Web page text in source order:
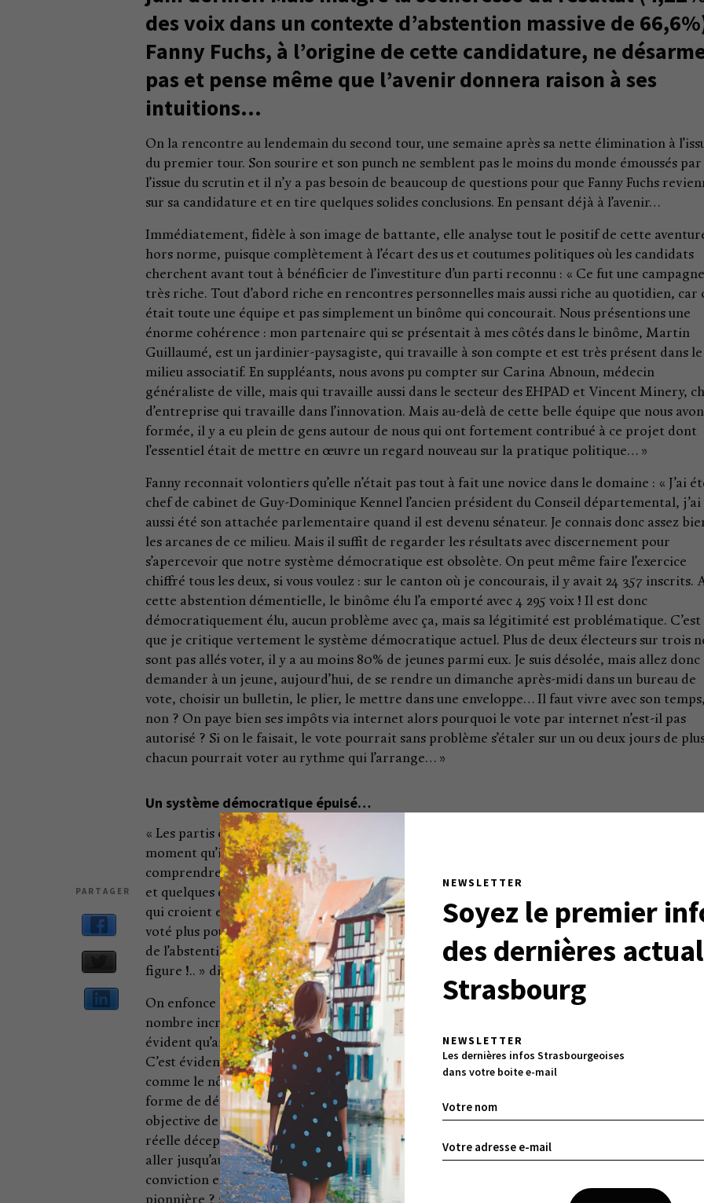
NEWSLETTER
Soyez le premier
des dernières
Strasbourg
NEWSLETTER
Les dernières infos Strasbourgeoises
dans votre boite e-mail
PARTAGER
des voix dans un contexte d’abstention massive de
Fanny Fuchs, à l’origine de cette candidature, ne
pas et pense même que l’avenir donnera raison à ses
intuitions…
On la rencontre au lendemain du second tour, une semaine après sa nette élimination à
du premier tour. Son sourire et son punch ne semblent pas le moins du monde émoussés par
l’issue du scrutin et il n’y a pas besoin de beaucoup de questions pour que Fanny Fuchs
sur sa candidature et en tire quelques solides conclusions. En pensant déjà à l’avenir…
Immédiatement, fidèle à son image de battante, elle analyse tout le positif de cette
hors norme, puisque complètement à l’écart des us et coutumes politiques où les candidats
cherchent avant tout à bénéficier de l’investiture d’un parti reconnu : « Ce fut une campagne
très riche. Tout d’abord riche en rencontres personnelles mais aussi riche au quotidien, car
était toute une équipe et pas simplement un binôme qui concourait. Nous présentions une
énorme cohérence : mon partenaire qui se présentait à mes côtés dans le binôme, Martin
Guillaumé, est un jardinier-paysagiste, qui travaille à son compte et est très présent dans le
milieu associatif. En suppléants, nous avons pu compter sur Carina Abnoun, médecin
généraliste de ville, mais qui travaille aussi dans le secteur des EHPAD et Vincent Minery,
d’entreprise qui travaille dans l’innovation. Mais au-delà de cette belle équipe que nous
formée, il y a eu plein de gens autour de nous qui ont fortement contribué à ce projet dont
l’essentiel était de mettre en œuvre un regard nouveau sur la pratique politique… »
Fanny reconnait volontiers qu’elle n’était pas tout à fait une novice dans le domaine : « J’ai
chef de cabinet de Guy-Dominique Kennel l’ancien président du Conseil départemental, j’ai
aussi été son attachée parlementaire quand il est devenu sénateur. Je connais donc assez
les arcanes de ce milieu. Mais il suffit de regarder les résultats avec discernement pour
s’apercevoir que notre système démocratique est obsolète. On peut même faire l’exercice
chiffré tous les deux, si vous voulez : sur le canton où je concourais, il y avait 24 357 inscrits.
cette abstention démentielle, le binôme élu l’a emporté avec 4 295 voix ! Il est donc
démocratiquement élu, aucun problème avec ça, mais sa légitimité est problématique. C’est
que je critique vertement le système démocratique actuel. Plus de deux électeurs sur trois
sont pas allés voter, il y a au moins 80% de jeunes parmi eux. Je suis désolée, mais allez donc
demander à un jeune, aujourd’hui, de se rendre un dimanche après-midi dans un bureau de
vote, choisir un bulletin, le plier, le mettre dans une enveloppe… Il faut vivre avec son temps,
non ? On paye bien ses impôts via internet alors pourquoi le vote par internet n’est-il pas
autorisé ? Si on le faisait, le vote pourrait sans problème s’étaler sur un ou deux jours de
chacun pourrait voter au rythme qui l’arrange… »
Un système démocratique épuisé…
« Les partis ont fini par ne plus nous donner envie de les écouter et de les suivre. Et ça fait un
moment qu’ils ne nous écoutent plus non plus. Pas la peine d’aller chercher plus loin pour
comprendre le pourcentage monumental de l’abstention. L’immense majorité des quelque
et quelques qui sont allés voter sont sinon des encartés du moins des sympathisants ou des
qui croient encore que le système partisan peut répondre aux enjeux d’un scrutin local. Ils
voté plus pour un parti que pour un candidat. Ces mêmes partis qui se désolent
de l’abstention, mais qui, de toute façon, sont quand même gagnants. Dans tous les cas de
figure !.. » dit Fanny avec force.
On enfonce le clou : ce système, épuisé, qui finit par survivre en se nourrissant finalement du
nombre incroyable d’abstentionnistes a tout intérêt, au fond, à ce que rien ne change. Car il
évident qu’ainsi, dans ces conditions, des démarches telles qu’OSONS+ peinent à émerger. «
C’est évident » réplique Fanny Fuchs « avec moins de 24% de participation, un mouvement
comme le nôtre a forcément du mal à apparaître dans la lumière. Alors oui, bien sûr, il y a
forme de déception à la lecture des résultats, mais cette déception ne résiste pas à l’analyse
objective de ce qui s’est passé. Car je sais que nous avons touché énormément de gens. Ma
réelle déception est que beaucoup de toutes celles et ceux qui nous ont soutenus n’aient pas
aller jusqu’au bout au moment du vote…» À un certain moment, devant cette boule de
conviction et sa clarté d’analyse, on hasarde la question : « Avez-vous eu le sentiment d’être
pionnière ? ». Et la réponse fuse, tout aussi assurée : « Il y a de ça, oui. Peut-être sommes-nous